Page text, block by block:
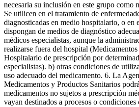
necesaria su inclusión en este grupo como
Se utilicen en el tratamiento de
diagnosticadas en medio hospitalario, o en
dispongan de medios de diagnóstico
médicos especialistas, aunque la
realizarse fuera del hospital
Hospitalario de prescripción por
especialistas). b) otras condiciones de
uso adecuado del medicamento. 6. La
Medicamentos y Productos Sanitarios
medicamentos no sujetos a prescripción
vayan destinados a procesos o condiciones